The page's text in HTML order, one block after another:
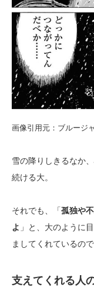
画像引用元：ブルージ
雪の降りしきるなか
続ける大。
それでも、「孤独や
よ 」と、大のように
ましてくれているの
支えてくれる人